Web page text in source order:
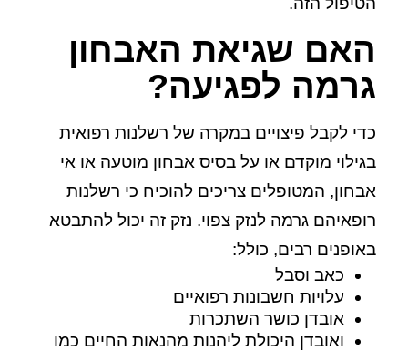
האם שגיאת האבחון
גרמה לפגיעה?
כדי לקבל פיצויים במקרה של רשלנות רפואית
בגילוי מוקדם או על בסיס אבחון מוטעה או אי
אבחון, המטופלים צריכים להוכיח כי רשלנות
רופאיהם גרמה לנזק צפוי. נזק זה יכול להתבטא
באופנים רבים, כולל:
כאב וסבל
עלויות חשבונות רפואיים
אובדן כושר השתכרות
ואובדן היכולת ליהנות מהנאות החיים כמו